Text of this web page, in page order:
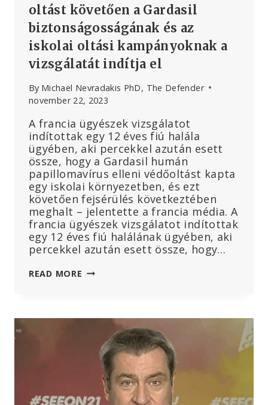
oltást követően a Gardasil
biztonságosságának és az
iskolai oltási kampányoknak a
vizsgálatát indítja el
By Michael Nevradakis PhD, The Defender
november 22, 2023
A francia ügyészek vizsgálatot
indítottak egy 12 éves fiú halála
ügyében, aki percekkel azután esett
össze, hogy a Gardasil humán
papillomavírus elleni védőoltást kapta
egy iskolai környezetben, és ezt
követően fejsérülés következtében
meghalt – jelentette a francia média. A
francia ügyészek vizsgálatot indítottak
egy 12 éves fiú halálának ügyében, aki
percekkel azután esett össze, hogy…
READ MORE A
HALÁLA
FRANCIAORSZÁGBAN
HPV
ELLENI
OLTÁST
KÖVETŐEN